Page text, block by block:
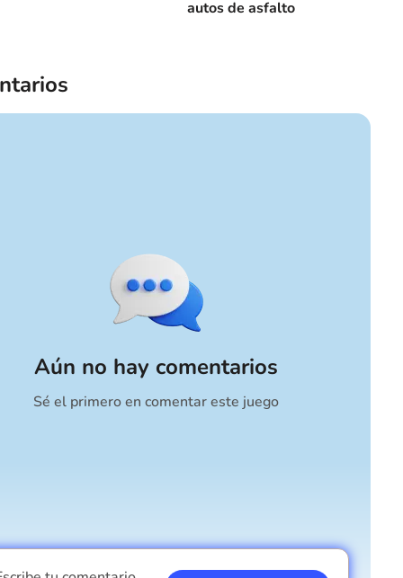
autos de asfalto
Aún no hay comentarios
Sé el primero en comentar este juego